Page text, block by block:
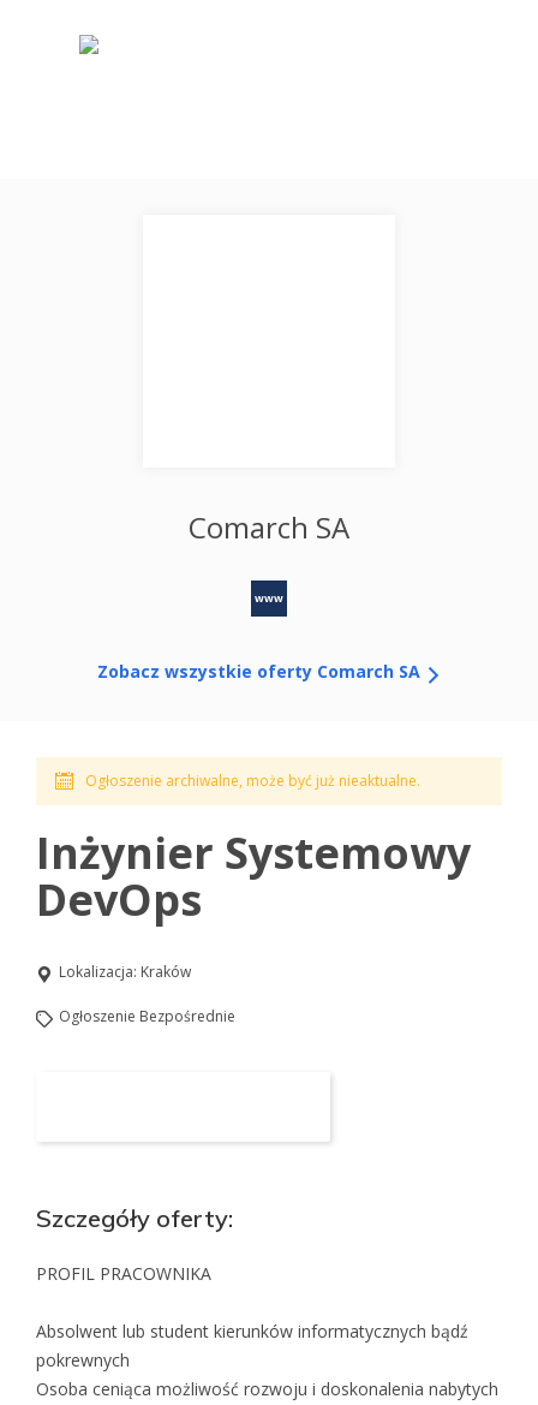
Ogłoszenie archiwalne, może być już nieaktualne.
Inżynier Systemowy
DevOps
Lokalizacja: Kraków
Ogłoszenie Bezpośrednie
Szczegóły oferty:
PROFIL PRACOWNIKA
Absolwent lub student kierunków informatycznych bądź
pokrewnych
Osoba ceniąca możliwość rozwoju i doskonalenia nabytych
Comarch SA
www
Zobacz wszystkie oferty Comarch SA